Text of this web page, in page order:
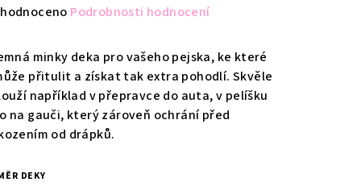
Podrobnosti hodnocení
minky deka pro vašeho pejska, ke které
přitulit a získat tak extra pohodlí. Skvěle
například v přepravce do auta, v pelíšku
na gauči, který zároveň ochrání před
od drápků.
DEKY